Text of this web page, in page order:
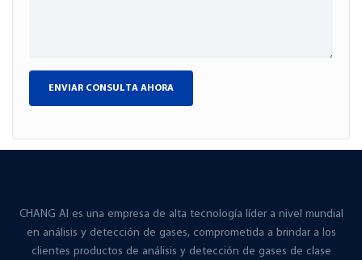
ENVIAR CONSULTA AHORA
CHANG AI es una empresa de alta tecnología líder a nivel mundial
en análisis y detección de gases, comprometida a brindar a los
clientes productos de análisis y detección de gases de clase